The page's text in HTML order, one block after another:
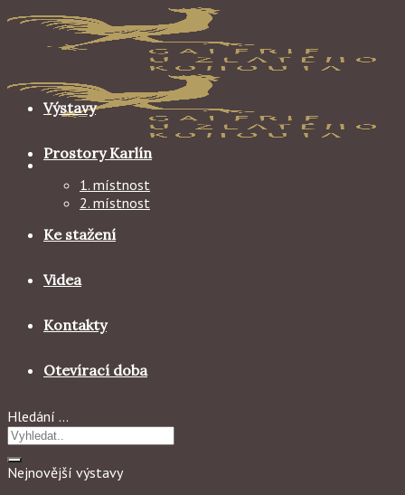
Skip
content
Výstavy
Prostory Karlín
1. místnost
2. místnost
Ke stažení
Videa
Kontakty
Otevírací doba
Hledání …
Nejnovější výstavy